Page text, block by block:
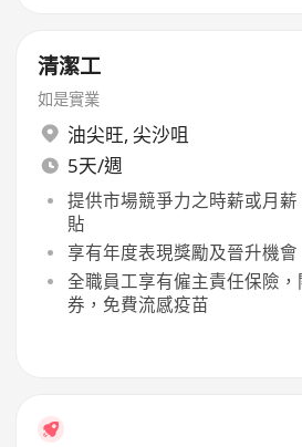
清潔工
如是實業
油尖旺, 尖沙咀
5天/週
提供市場競爭力之時薪或月
貼
享有年度表現獎勵及晉升機會
全職員工享有僱主責任保險
券，免費流感疫苗